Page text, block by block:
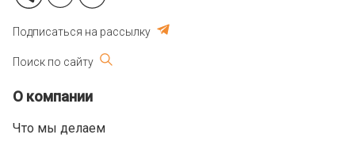
Подписаться на рассылку
Поиск по сайту
О компании
Что мы делаем